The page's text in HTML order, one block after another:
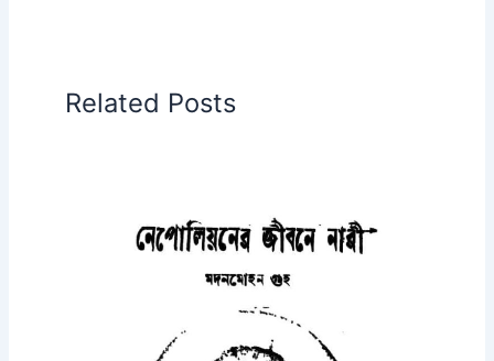
Related Posts